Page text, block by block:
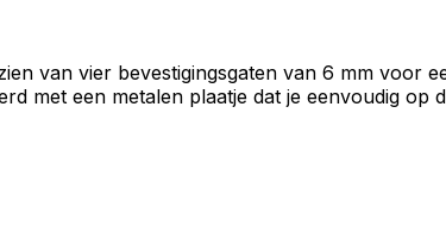
van vier bevestigingsgaten van 6 mm voor
met een metalen plaatje dat je eenvoudig op